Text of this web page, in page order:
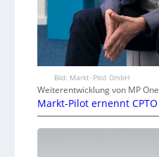
Bild: Markt-Pilot GmbH
Weiterentwicklung von MP One
Markt-Pilot ernennt CPTO